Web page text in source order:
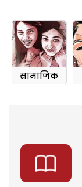
सामाजिक